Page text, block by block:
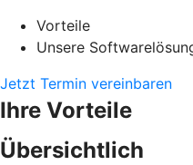
Vorteile
Unsere
Jetzt Termin vereinbaren
Ihre Vorteile
Übersichtlich